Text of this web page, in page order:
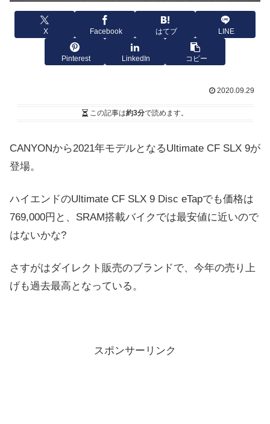
X Facebook はてブ LINE
Pinterest LinkedIn コピー
2020.09.29
この記事は約3分で読めます。
CANYONから2021年モデルとなるUltimate CF SLX 9が
登場。
ハイエンドのUltimate CF SLX 9 Disc eTapでも価格は
769,000円と、SRAM搭載バイクでは最安値に近いので
はないかな?
さすがはダイレクト販売のブランドで、今年の売り上
げも過去最高となっている。
スポンサーリンク